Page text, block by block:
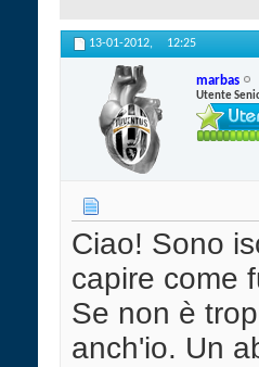
13-01-2012, 12:25
marbas
Utente
Ciao! Sono
capire come
Se non è
anch'io. Un